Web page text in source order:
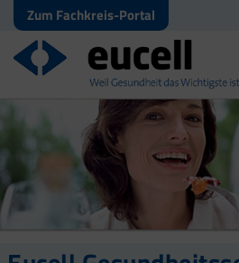
Zum Fachkreis-Portal